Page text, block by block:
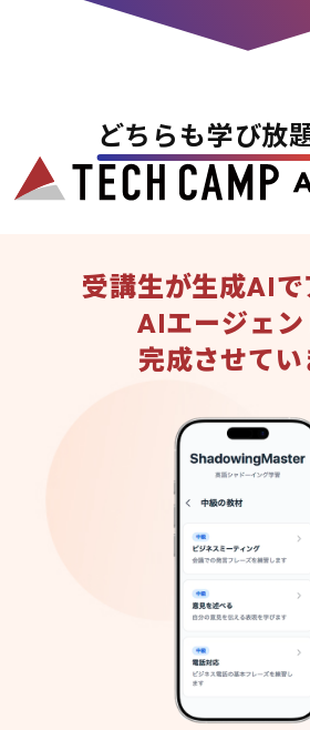
どちらも学び放
受講生が生成AIで
AIエージェン
完成させてい